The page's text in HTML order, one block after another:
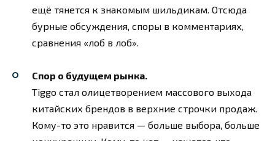
ещё тянется к знакомым шильдикам. Отсюда
бурные обсуждения, споры в комментариях,
сравнения «лоб в лоб».
Спор о будущем рынка.
Tiggo стал олицетворением массового выхода
китайских брендов в верхние строчки продаж.
Кому-то это нравится — больше выбора, больше